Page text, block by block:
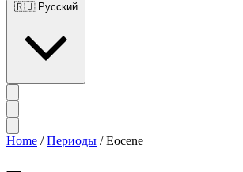
🇷🇺 Русский
Home / Периоды / Eocene